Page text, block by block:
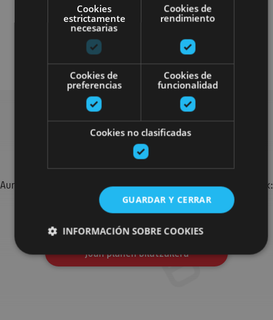
Gastronomía
Senderismo y montaña
Bilatu plan gehiago
Aurkitu zure bidaia Nafarroan osatzeko planak eta iradokizunak:
jarduera antolatuak, bisitak eta agendaren ekitaldi
garrantzitsuenak.
Joan planen bilatzailera
Cookies
estrictamente
necesarias
Cookies de
rendimiento
Cookies de
preferencias
Cookies de
funcionalidad
Cookies no clasificadas
GUARDAR Y CERRAR
INFORMACIÓN SOBRE COOKIES